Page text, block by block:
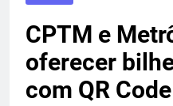
CPTM e
oferecer
com QR Code